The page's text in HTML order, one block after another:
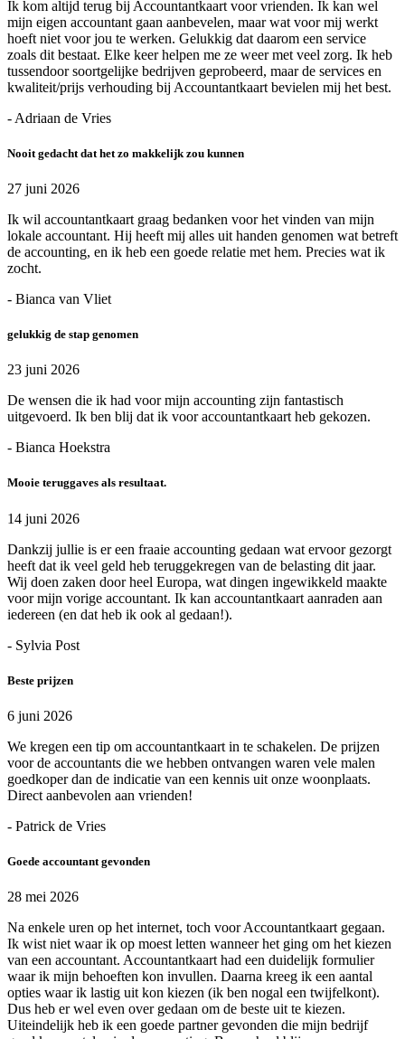
Ik kom altijd terug bij Accountantkaart voor vrienden. Ik kan wel
mijn eigen accountant gaan aanbevelen, maar wat voor mij werkt
hoeft niet voor jou te werken. Gelukkig dat daarom een service
zoals dit bestaat. Elke keer helpen me ze weer met veel zorg. Ik heb
tussendoor soortgelijke bedrijven geprobeerd, maar de services en
kwaliteit/prijs verhouding bij Accountantkaart bevielen mij het best.
- Adriaan de Vries
Nooit gedacht dat het zo makkelijk zou kunnen
27 juni 2026
Ik wil accountantkaart graag bedanken voor het vinden van mijn
lokale accountant. Hij heeft mij alles uit handen genomen wat betreft
de accounting, en ik heb een goede relatie met hem. Precies wat ik
zocht.
- Bianca van Vliet
gelukkig de stap genomen
23 juni 2026
De wensen die ik had voor mijn accounting zijn fantastisch
uitgevoerd. Ik ben blij dat ik voor accountantkaart heb gekozen.
- Bianca Hoekstra
Mooie teruggaves als resultaat.
14 juni 2026
Dankzij jullie is er een fraaie accounting gedaan wat ervoor gezorgt
heeft dat ik veel geld heb teruggekregen van de belasting dit jaar.
Wij doen zaken door heel Europa, wat dingen ingewikkeld maakte
voor mijn vorige accountant. Ik kan accountantkaart aanraden aan
iedereen (en dat heb ik ook al gedaan!).
- Sylvia Post
Beste prijzen
6 juni 2026
We kregen een tip om accountantkaart in te schakelen. De prijzen
voor de accountants die we hebben ontvangen waren vele malen
goedkoper dan de indicatie van een kennis uit onze woonplaats.
Direct aanbevolen aan vrienden!
- Patrick de Vries
Goede accountant gevonden
28 mei 2026
Na enkele uren op het internet, toch voor Accountantkaart gegaan.
Ik wist niet waar ik op moest letten wanneer het ging om het kiezen
van een accountant. Accountantkaart had een duidelijk formulier
waar ik mijn behoeften kon invullen. Daarna kreeg ik een aantal
opties waar ik lastig uit kon kiezen (ik ben nogal een twijfelkont).
Dus heb er wel even over gedaan om de beste uit te kiezen.
Uiteindelijk heb ik een goede partner gevonden die mijn bedrijf